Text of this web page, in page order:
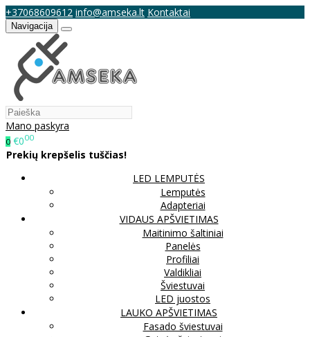
+37068609612 info@amseka.lt Kontaktai
Navigacija
Mano paskyra
0 €000
Prekių krepšelis tuščias!
LED LEMPUTĖS
Lemputės
Adapteriai
VIDAUS APŠVIETIMAS
Maitinimo šaltiniai
Panelės
Profiliai
Valdikliai
Šviestuvai
LED juostos
LAUKO APŠVIETIMAS
Fasado šviestuvai